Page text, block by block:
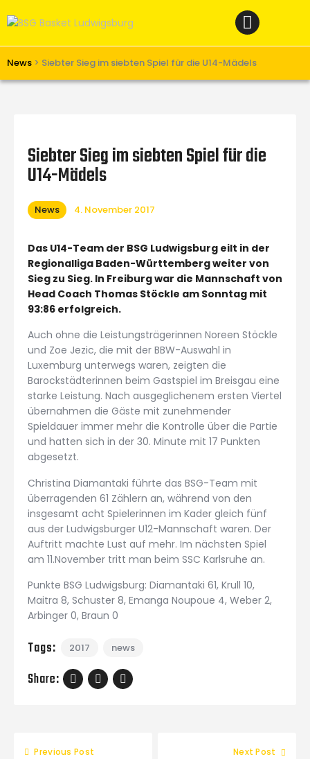
News > Siebter Sieg im siebten Spiel für die U14-Mädels
Verein
Unterstützen
Siebter Sieg im siebten Spiel für die
U14-Mädels
News 4. November 2017
Das U14-Team der BSG Ludwigsburg eilt in der
Regionalliga Baden-Württemberg weiter von
Sieg zu Sieg. In Freiburg war die Mannschaft von
Head Coach Thomas Stöckle am Sonntag mit
93:86 erfolgreich.
Auch ohne die Leistungsträgerinnen Noreen Stöckle
und Zoe Jezic, die mit der BBW-Auswahl in
Luxemburg unterwegs waren, zeigten die
Barockstädterinnen beim Gastspiel im Breisgau eine
starke Leistung. Nach ausgeglichenem ersten Viertel
übernahmen die Gäste mit zunehmender
Spieldauer immer mehr die Kontrolle über die Partie
und hatten sich in der 30. Minute mit 17 Punkten
abgesetzt.
Christina Diamantaki führte das BSG-Team mit
überragenden 61 Zählern an, während von den
insgesamt acht Spielerinnen im Kader gleich fünf
aus der Ludwigsburger U12-Mannschaft waren. Der
Auftritt machte Lust auf mehr. Im nächsten Spiel
am 11.November tritt man beim SSC Karlsruhe an.
Punkte BSG Ludwigsburg: Diamantaki 61, Krull 10,
Maitra 8, Schuster 8, Emanga Noupoue 4, Weber 2,
Arbinger 0, Braun 0
Tags: 2017 news
Share:
Previous Post Next Post